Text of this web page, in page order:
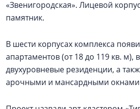
«Звенигородская». Лицевой
памятник.
В шести корпусах комплекса
апартаментов (от 18 до 119 кв. м),
двухуровневые резиденции, а
арочными и мансардными